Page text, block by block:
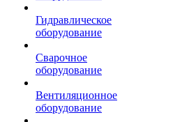
Гидравлическое
оборудование
Сварочное
оборудование
Вентиляционное
оборудование